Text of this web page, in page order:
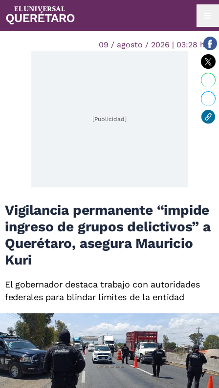
09 / agosto / 2026 | 03:28 hrs.
[Publicidad]
Vigilancia permanente “impide
ingreso de grupos delictivos” a
Querétaro, asegura Mauricio
Kuri
El gobernador destaca trabajo con autoridades
federales para blindar límites de la entidad